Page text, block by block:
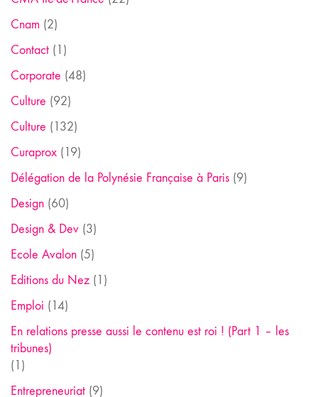
Cnam (2)
Contact (1)
Corporate (48)
Culture (92)
Culture (132)
Curaprox (19)
Délégation de la Polynésie Française à Paris (9)
Design (60)
Design & Dev (3)
Ecole Avalon (5)
Editions du Nez (1)
Emploi (14)
En relations presse aussi le contenu est roi ! (Part 1 – les
tribunes)
(1)
Entrepreneuriat (9)